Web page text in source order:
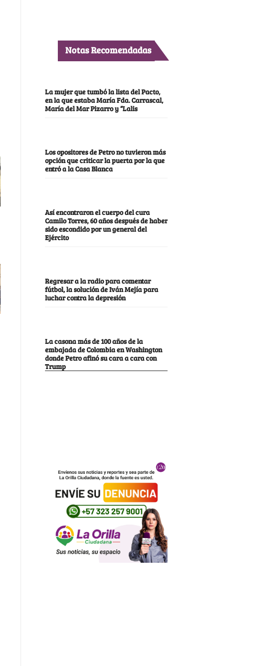
Notas Recomendadas
La mujer que tumbó la lista del Pacto,
en la que estaba María Fda. Carrascal,
María del Mar Pizarro y “Lalis
Los opositores de Petro no tuvieron más
opción que criticar la puerta por la que
entró a la Casa Blanca
Así encontraron el cuerpo del cura
Camilo Torres, 60 años después de haber
sido escondido por un general del
Ejército
Regresar a la radio para comentar
fútbol, la solución de Iván Mejía para
luchar contra la depresión
La casona más de 100 años de la
embajada de Colombia en Washington
donde Petro afinó su cara a cara con
Trump